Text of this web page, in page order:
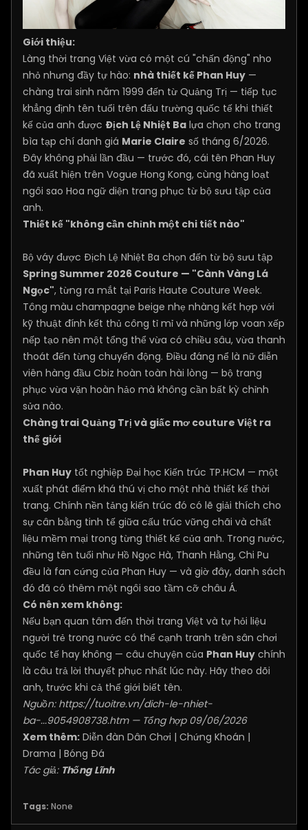
Giới thiệu:
Làng thời trang Việt vừa có một cú "chấn động" nho
nhỏ nhưng đầy tự hào: nhà thiết kế Phan Huy —
chàng trai sinh năm 1999 đến từ Quảng Trị — tiếp tục
khẳng định tên tuổi trên đấu trường quốc tế khi thiết
kế của anh được Địch Lệ Nhiệt Ba lựa chọn cho trang
bìa tạp chí danh giá Marie Claire số tháng 6/2026.
Đây không phải lần đầu — trước đó, cái tên Phan Huy
đã xuất hiện trên Vogue Hong Kong, cùng hàng loạt
ngôi sao Hoa ngữ diện trang phục từ bộ sưu tập của
anh.
Thiết kế "không cần chỉnh một chi tiết nào"
Bộ váy được Địch Lệ Nhiệt Ba chọn đến từ bộ sưu tập
Spring Summer 2026 Couture — "Cành Vàng Lá
Ngọc", từng ra mắt tại Paris Haute Couture Week.
Tông màu champagne beige nhẹ nhàng kết hợp với
kỹ thuật đính kết thủ công tỉ mỉ và những lớp voan xếp
nếp tạo nên một tổng thể vừa có chiều sâu, vừa thanh
thoát đến từng chuyển động. Điều đáng nể là nữ diễn
viên hàng đầu Cbiz hoàn toàn hài lòng — bộ trang
phục vừa vặn hoàn hảo mà không cần bất kỳ chỉnh
sửa nào.
Chàng trai Quảng Trị và giấc mơ couture Việt ra
thế giới
Phan Huy tốt nghiệp Đại học Kiến trúc TP.HCM — một
xuất phát điểm khá thú vị cho một nhà thiết kế thời
trang. Chính nền tảng kiến trúc đó có lẽ giải thích cho
sự cân bằng tinh tế giữa cấu trúc vững chãi và chất
liệu mềm mại trong từng thiết kế của anh. Trong nước,
những tên tuổi như Hồ Ngọc Hà, Thanh Hằng, Chi Pu
đều là fan cứng của Phan Huy — và giờ đây, danh sách
đó đã có thêm một ngôi sao tầm cỡ châu Á.
Có nên xem không:
Nếu bạn quan tâm đến thời trang Việt và tự hỏi liệu
người trẻ trong nước có thể cạnh tranh trên sân chơi
quốc tế hay không — câu chuyện của Phan Huy chính
là câu trả lời thuyết phục nhất lúc này. Hãy theo dõi
anh, trước khi cả thế giới biết tên.
Nguồn: https://tuoitre.vn/dich-le-nhiet-
ba-...9054908738.htm— Tổng hợp 09/06/2026
Xem thêm: Diễn đàn Dân Chơi | Chứng Khoán |
Drama | Bóng Đá
Tác giả: Thống Lĩnh
Tags: None